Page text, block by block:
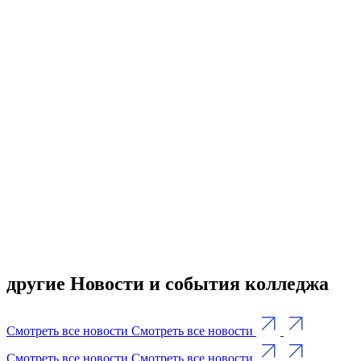
другие Новости и события колледжа
Смотреть все новости Смотреть все новости
Смотреть все новости Смотреть все новости